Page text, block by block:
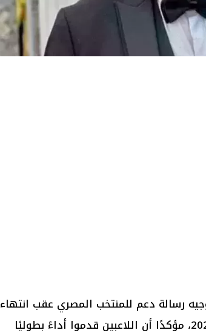
رسالة دعم للمنتخب المصري عقب انتهاء
مشواره في بطولة كأس العالم 2026، مؤكدًا أن اللاعبين قدموا أداءً بطوليًا